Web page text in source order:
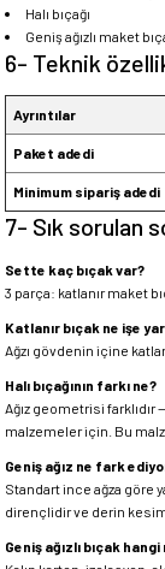
Halı bıçağı
Geniş ağızlı maket
6- Teknik
Ayrıntılar
Paket adedi
Minimum sipariş adedi
7- Sık sorulan
Sette kaç bıçak var?
3 parça: katlanır maket
Katlanır bıçak ne işe
Ağzı gövdenin içine
Halı bıçağının farkı ne?
Ağız geometrisi farklıdır
malzemeler için. Bu
Geniş ağız ne fark
Standart ince ağza göre
dirençlidir ve derin
Geniş ağızlı bıçak